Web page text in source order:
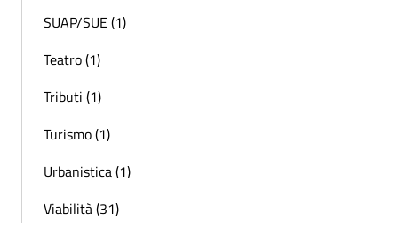
SUAP/SUE (1)
Teatro (1)
Tributi (1)
Turismo (1)
Urbanistica (1)
Viabilità (31)